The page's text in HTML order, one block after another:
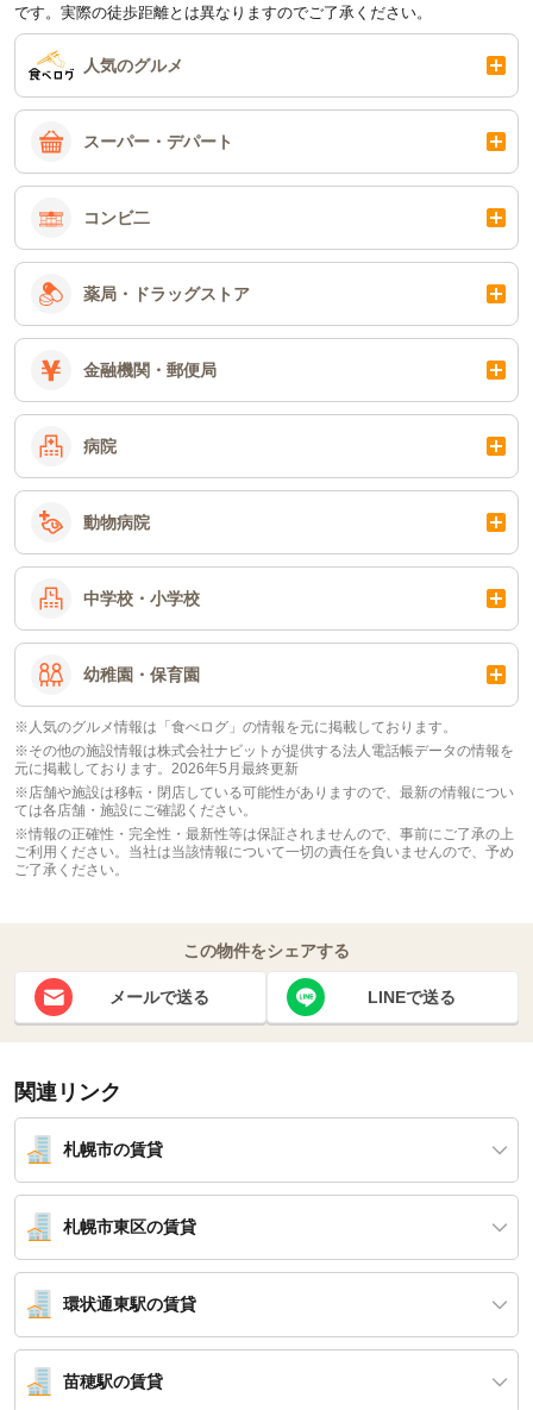
です。実際の徒歩距離とは異なりますのでご了承ください。
人気のグルメ
スーパー・デパート
コンビ二
薬局・ドラッグストア
金融機関・郵便局
病院
動物病院
中学校・小学校
幼稚園・保育園
※人気のグルメ情報は「食べログ」の情報を元に掲載しております。
※その他の施設情報は株式会社ナビットが提供する法人電話帳データの情報を
元に掲載しております。2026年5月最終更新
※店舗や施設は移転・閉店している可能性がありますので、最新の情報につい
ては各店舗・施設にご確認ください。
※情報の正確性・完全性・最新性等は保証されませんので、事前にご了承の上
ご利用ください。当社は当該情報について一切の責任を負いませんので、予め
ご了承ください。
この物件をシェアする
メールで送る LINEで送る
関連リンク
札幌市の賃貸
札幌市東区の賃貸
環状通東駅の賃貸
苗穂駅の賃貸